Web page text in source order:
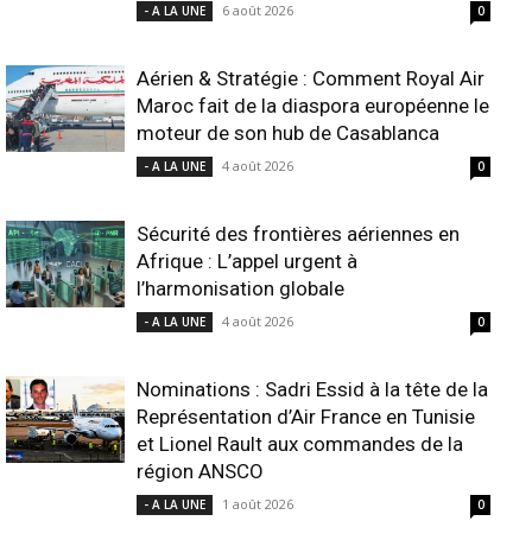
- A LA UNE 6 août 2026 0
Aérien & Stratégie : Comment Royal Air
Maroc fait de la diaspora européenne le
moteur de son hub de Casablanca
- A LA UNE 4 août 2026 0
Sécurité des frontières aériennes en
Afrique : L’appel urgent à
l’harmonisation globale
- A LA UNE 4 août 2026 0
Nominations : Sadri Essid à la tête de la
Représentation d’Air France en Tunisie
et Lionel Rault aux commandes de la
région ANSCO
- A LA UNE 1 août 2026 0